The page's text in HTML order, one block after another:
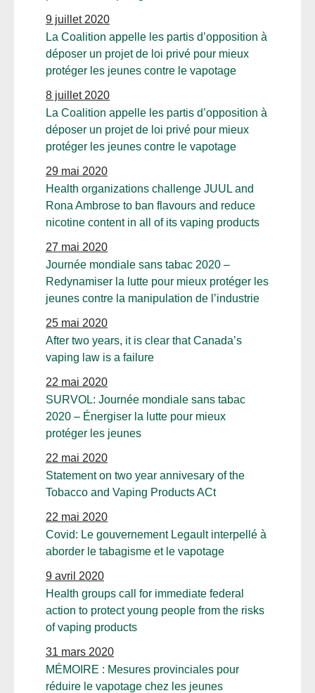
9 juillet 2020
La Coalition appelle les partis d’opposition à
déposer un projet de loi privé pour mieux
protéger les jeunes contre le vapotage
8 juillet 2020
La Coalition appelle les partis d’opposition à
déposer un projet de loi privé pour mieux
protéger les jeunes contre le vapotage
29 mai 2020
Health organizations challenge JUUL and
Rona Ambrose to ban flavours and reduce
nicotine content in all of its vaping products
27 mai 2020
Journée mondiale sans tabac 2020 –
Redynamiser la lutte pour mieux protéger les
jeunes contre la manipulation de l’industrie
25 mai 2020
After two years, it is clear that Canada’s
vaping law is a failure
22 mai 2020
SURVOL: Journée mondiale sans tabac
2020 – Énergiser la lutte pour mieux
protéger les jeunes
22 mai 2020
Statement on two year annivesary of the
Tobacco and Vaping Products ACt
22 mai 2020
Covid: Le gouvernement Legault interpellé à
aborder le tabagisme et le vapotage
9 avril 2020
Health groups call for immediate federal
action to protect young people from the risks
of vaping products
31 mars 2020
MÉMOIRE : Mesures provinciales pour
réduire le vapotage chez les jeunes